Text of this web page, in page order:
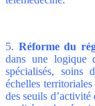
5. Réforme du
dans une logique
spécialisés, soins
échelles
des seuils